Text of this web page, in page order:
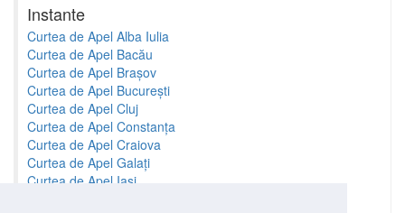
Instante
Curtea de Apel Alba Iulia
Curtea de Apel Bacău
Curtea de Apel Brașov
Curtea de Apel București
Curtea de Apel Cluj
Curtea de Apel Constanța
Curtea de Apel Craiova
Curtea de Apel Galați
Curtea de Apel Iași